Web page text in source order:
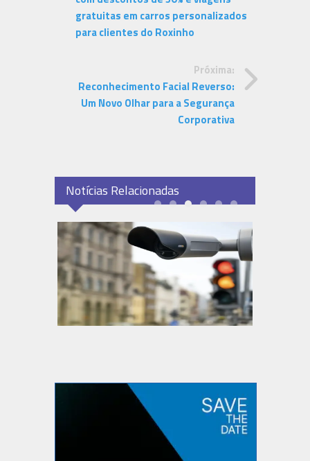
gratuitas em carros personalizados
para clientes do Roxinho
Próxima:
Reconhecimento Facial Reverso:
Um Novo Olhar para a Segurança
Corporativa
Notícias Relacionadas